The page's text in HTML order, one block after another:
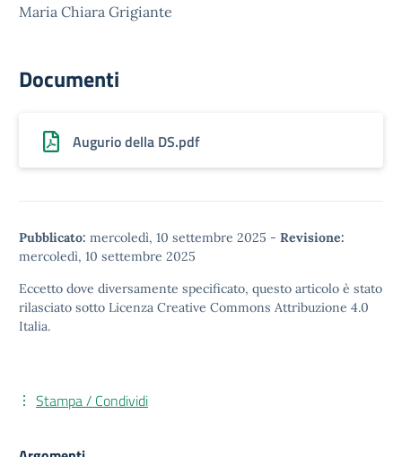
Maria Chiara Grigiante
Documenti
Augurio della DS.pdf
Pubblicato: mercoledì, 10 settembre 2025 - Revisione:
mercoledì, 10 settembre 2025
Eccetto dove diversamente specificato, questo articolo è stato
rilasciato sotto Licenza Creative Commons Attribuzione 4.0
Italia.
Stampa / Condividi